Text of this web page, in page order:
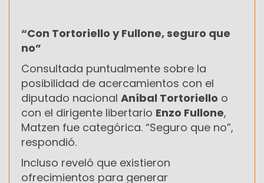
“Con Tortoriello y Fullone, seguro que
no”
Consultada puntualmente sobre la
posibilidad de acercamientos con el
diputado nacional Aníbal Tortoriello o
con el dirigente libertario Enzo Fullone,
Matzen fue categórica. “Seguro que no”,
respondió.
Incluso reveló que existieron
ofrecimientos para generar